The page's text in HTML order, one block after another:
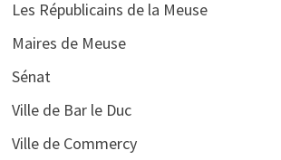
Les Républicains de la Meuse
Maires de Meuse
Sénat
Ville de Bar le Duc
Ville de Commercy